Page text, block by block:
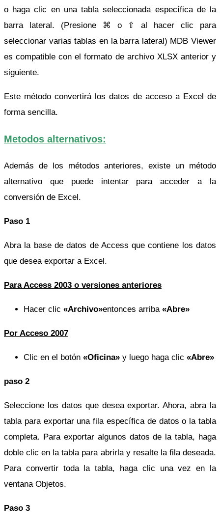
o haga clic en una tabla seleccionada específica de la
barra lateral. (Presione ⌘ o ⇧ al hacer clic para
seleccionar varias tablas en la barra lateral) MDB Viewer
es compatible con el formato de archivo XLSX anterior y
siguiente.
Este método convertirá los datos de acceso a Excel de
forma sencilla.
Metodos alternativos:
Además de los métodos anteriores, existe un método
alternativo que puede intentar para acceder a la
conversión de Excel.
Paso 1
Abra la base de datos de Access que contiene los datos
que desea exportar a Excel.
Para Access 2003 o versiones anteriores
Hacer clic «Archivo»entonces arriba «Abre»
Por Acceso 2007
Clic en el botón «Oficina» y luego haga clic «Abre»
paso 2
Seleccione los datos que desea exportar. Ahora, abra la
tabla para exportar una fila específica de datos o la tabla
completa. Para exportar algunos datos de la tabla, haga
doble clic en la tabla para abrirla y resalte la fila deseada.
Para convertir toda la tabla, haga clic una vez en la
ventana Objetos.
Paso 3